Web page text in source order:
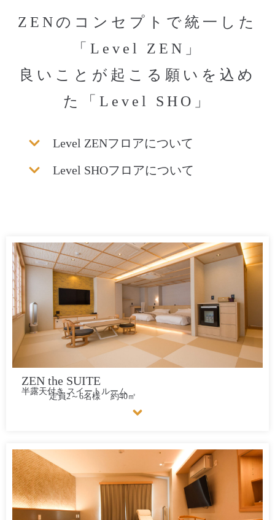
ZENのコンセプトで統一した
「Level ZEN」
良いことが起こる願いを込め
た「Level SHO」
Level ZENフロアについて
Level SHOフロアについて
ZEN the SUITE
半露天付き スイートルーム
定員2～6名様 約40㎡